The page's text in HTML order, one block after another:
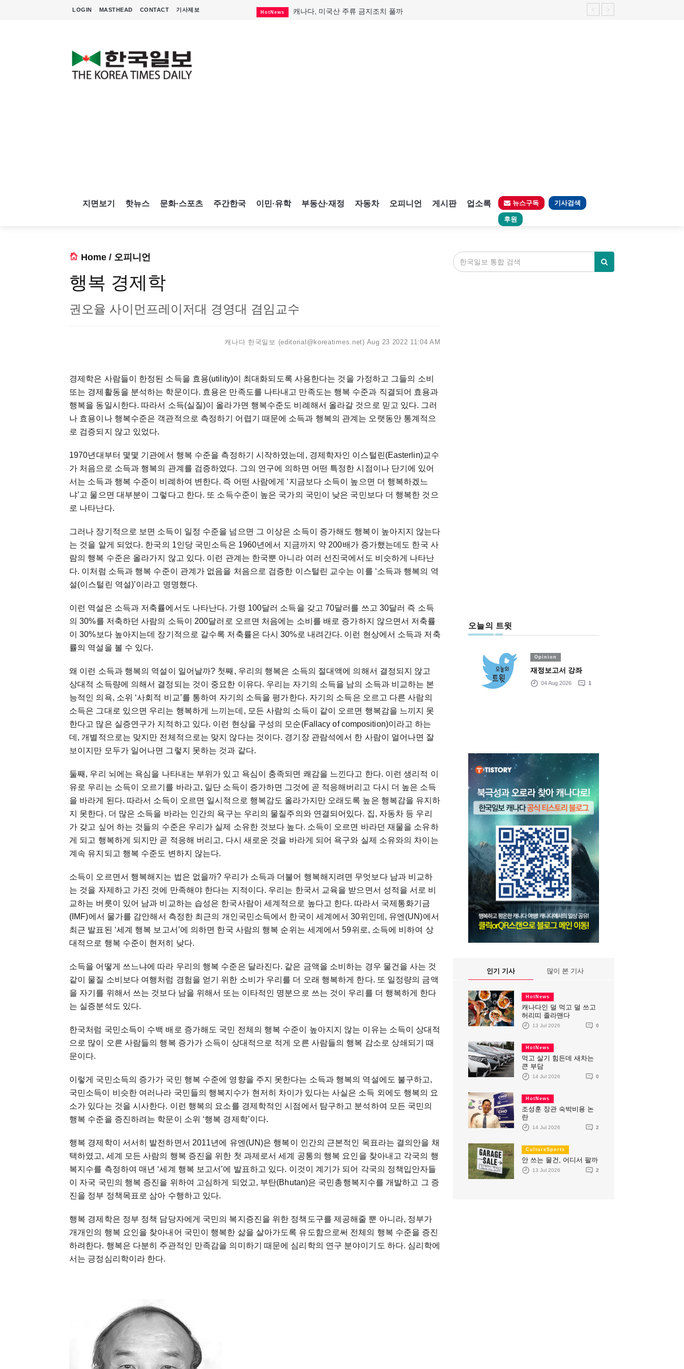
LOGIN MASTHEAD CONTACT 기사제보 HotNews 캐나다, 미국산 주류 금지조치 풀까
지면보기 핫뉴스 문화·스포츠 주간한국 이민·유학 부동산·재정 자동차 오피니언 게시판 업소록 뉴스구독 기사검색
후원
Home / 오피니언
행복 경제학
권오율 사이먼프레이저대 경영대 겸임교수
캐나다 한국일보 (editorial@koreatimes.net) Aug 23 2022 11:04 AM
경제학은 사람들이 한정된 소득을 효용(utility)이 최대화되도록 사용한다는 것을 가정하고 그들의 소비
또는 경제활동을 분석하는 학문이다. 효용은 만족도를 나타내고 만족도는 행복 수준과 직결되어 효용과
행복을 동일시한다. 따라서 소득(실질)이 올라가면 행복수준도 비례해서 올라갈 것으로 믿고 있다. 그러
나 효용이나 행복수준은 객관적으로 측정하기 어렵기 때문에 소득과 행복의 관계는 오랫동안 통계적으
로 검증되지 않고 있었다.
1970년대부터 몇몇 기관에서 행복 수준을 측정하기 시작하였는데, 경제학자인 이스털린(Easterlin)교수
가 처음으로 소득과 행복의 관계를 검증하였다. 그의 연구에 의하면 어떤 특정한 시점이나 단기에 있어
서는 소득과 행복 수준이 비례하여 변한다. 즉 어떤 사람에게 ‘지금보다 소득이 높으면 더 행복하겠느
냐’고 물으면 대부분이 그렇다고 한다. 또 소득수준이 높은 국가의 국민이 낮은 국민보다 더 행복한 것으
로 나타난다.
그러나 장기적으로 보면 소득이 일정 수준을 넘으면 그 이상은 소득이 증가해도 행복이 높아지지 않는다
는 것을 알게 되었다. 한국의 1인당 국민소득은 1960년에서 지금까지 약 200배가 증가했는데도 한국 사
람의 행복 수준은 올라가지 않고 있다. 이런 관계는 한국뿐 아니라 여러 선진국에서도 비슷하게 나타난
다. 이처럼 소득과 행복 수준이 관계가 없음을 처음으로 검증한 이스털린 교수는 이를 ‘소득과 행복의 역
설(이스털린 역설)’이라고 명명했다.
이런 역설은 소득과 저축률에서도 나타난다. 가령 100달러 소득을 갖고 70달러를 쓰고 30달러 즉 소득
의 30%를 저축하던 사람의 소득이 200달러로 오르면 처음에는 소비를 배로 증가하지 않으면서 저축률
이 30%보다 높아지는데 장기적으로 갈수록 저축률은 다시 30%로 내려간다. 이런 현상에서 소득과 저축
률의 역설을 볼 수 있다.
왜 이런 소득과 행복의 역설이 일어날까? 첫째, 우리의 행복은 소득의 절대액에 의해서 결정되지 않고
상대적 소득량에 의해서 결정되는 것이 중요한 이유다. 우리는 자기의 소득을 남의 소득과 비교하는 본
능적인 의욕, 소위 ‘사회적 비교’를 통하여 자기의 소득을 평가한다. 자기의 소득은 오르고 다른 사람의
소득은 그대로 있으면 우리는 행복하게 느끼는데, 모든 사람의 소득이 같이 오르면 행복감을 느끼지 못
한다고 많은 실증연구가 지적하고 있다. 이런 현상을 구성의 모순(Fallacy of composition)이라고 하는
데, 개별적으로는 맞지만 전체적으로는 맞지 않다는 것이다. 경기장 관람석에서 한 사람이 얼어나면 잘
보이지만 모두가 일어나면 그렇지 못하는 것과 같다.
둘째, 우리 뇌에는 욕심을 나타내는 부위가 있고 욕심이 충족되면 쾌감을 느낀다고 한다. 이런 생리적 이
유로 우리는 소득이 오르기를 바라고, 일단 소득이 증가하면 그것에 곧 적응해버리고 다시 더 높은 소득
을 바라게 된다. 따라서 소득이 오르면 일시적으로 행복감도 올라가지만 오래도록 높은 행복감을 유지하
지 못한다. 더 많은 소득을 바라는 인간의 욕구는 우리의 물질주의와 연결되어있다. 집, 자동차 등 우리
가 갖고 싶어 하는 것들의 수준은 우리가 실제 소유한 것보다 높다. 소득이 오르면 바라던 재물을 소유하
게 되고 행복하게 되지만 곧 적응해 버리고, 다시 새로운 것을 바라게 되어 욕구와 실제 소유와의 차이는
계속 유지되고 행복 수준도 변하지 않는다.
소득이 오르면서 행복해지는 법은 없을까? 우리가 소득과 더불어 행복해지려면 무엇보다 남과 비교하
는 것을 자제하고 가진 것에 만족해야 한다는 지적이다. 우리는 한국서 교육을 받으면서 성적을 서로 비
교하는 버릇이 있어 남과 비교하는 습성은 한국사람이 세계적으로 높다고 한다. 따라서 국제통화기금
(IMF)에서 물가를 감안해서 측정한 최근의 개인국민소득에서 한국이 세계에서 30위인데, 유엔(UN)에서
최근 발표된 ‘세계 행복 보고서’에 의하면 한국 사람의 행복 순위는 세계에서 59위로, 소득에 비하여 상
대적으로 행복 수준이 현저히 낮다.
소득을 어떻게 쓰느냐에 따라 우리의 행복 수준은 달라진다. 같은 금액을 소비하는 경우 물건을 사는 것
같이 물질 소비보다 여행처럼 경험을 얻기 위한 소비가 우리를 더 오래 행복하게 한다. 또 일정량의 금액
을 자기를 위해서 쓰는 것보다 남을 위해서 또는 이타적인 명분으로 쓰는 것이 우리를 더 행복하게 한다
는 실증분석도 있다.
한국처럼 국민소득이 수백 배로 증가해도 국민 전체의 행복 수준이 높아지지 않는 이유는 소득이 상대적
으로 많이 오른 사람들의 행복 증가가 소득이 상대적으로 적게 오른 사람들의 행복 감소로 상쇄되기 때
문이다.
이렇게 국민소득의 증가가 국민 행복 수준에 영향을 주지 못한다는 소득과 행복의 역설에도 불구하고,
국민소득이 비슷한 여러나라 국민들의 행복지수가 현저히 차이가 있다는 사실은 소득 외에도 행복의 요
소가 있다는 것을 시사한다. 이런 행복의 요소를 경제학적인 시점에서 탐구하고 분석하여 모든 국민의
행복 수준을 증진하려는 학문이 소위 ‘행복 경제학’이다.
행복 경제학이 서서히 발전하면서 2011년에 유엔(UN)은 행복이 인간의 근본적인 목표라는 결의안을 채
택하였고, 세계 모든 사람의 행복 증진을 위한 첫 과제로서 세계 공통의 행복 요인을 찾아내고 각국의 행
복지수를 측정하여 매년 ‘세계 행복 보고서’에 발표하고 있다. 이것이 계기가 되어 각국의 정책입안자들
이 자국 국민의 행복 증진을 위하여 고심하게 되었고, 부탄(Bhutan)은 국민총행복지수를 개발하고 그 증
진을 정부 정책목표로 삼아 수행하고 있다.
행복 경제학은 정부 정책 담당자에게 국민의 복지증진을 위한 정책도구를 제공해줄 뿐 아니라, 정부가
개개인의 행복 요인을 찾아내어 국민이 행복한 삶을 살아가도록 유도함으로써 전체의 행복 수준을 증진
하려한다. 행복은 다분히 주관적인 만족감을 의미하기 때문에 심리학의 연구 분야이기도 하다. 심리학에
서는 긍정심리학이라 한다.
오늘의 트윗
Opinion
재정보고서 강좌
04 Aug 2026 1
인기 기사 많이 본 기사
HotNews
캐나다인 덜 먹고 덜 쓰고
허리띠 졸라맨다
13 Jul 2026 0
HotNews
먹고 살기 힘든데 새차는
큰 부담
14 Jul 2026 0
HotNews
조성훈 장관 숙박비용 논
란
14 Jul 2026 2
CultureSports
안 쓰는 물건, 어디서 팔까
13 Jul 2026 2